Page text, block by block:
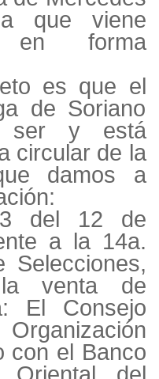
que viene
en forma
es que el
de Soriano
ser y está
circular de la
damos a
del 12 de
a la 14a.
Selecciones,
venta de
El Consejo
con el Banco